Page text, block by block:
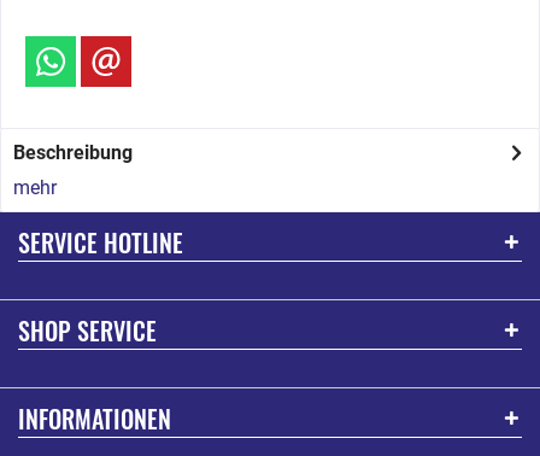
Beschreibung
mehr
SERVICE HOTLINE
SHOP SERVICE
INFORMATIONEN